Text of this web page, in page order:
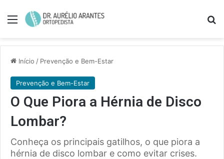
Menu
Início / Prevenção e Bem-Estar
Prevenção e Bem-Estar
O Que Piora a Hérnia de Disco
Lombar?
Conheça os principais gatilhos, o que piora a
hérnia de disco lombar e como evitar crises.